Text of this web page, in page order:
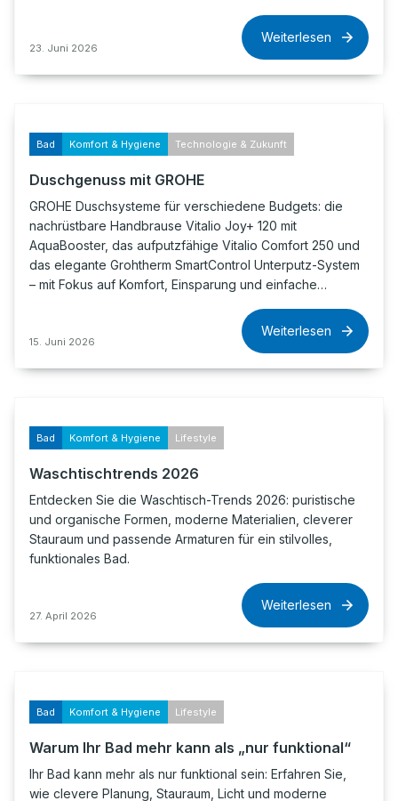
23. Juni 2026
Weiterlesen
Bad Komfort & Hygiene Technologie & Zukunft
Duschgenuss mit GROHE
GROHE Duschsysteme für verschiedene Budgets: die
nachrüstbare Handbrause Vitalio Joy+ 120 mit
AquaBooster, das aufputzfähige Vitalio Comfort 250 und
das elegante Grohtherm SmartControl Unterputz-System
– mit Fokus auf Komfort, Einsparung und einfache…
15. Juni 2026
Weiterlesen
Bad Komfort & Hygiene Lifestyle
Waschtischtrends 2026
Entdecken Sie die Waschtisch-Trends 2026: puristische
und organische Formen, moderne Materialien, cleverer
Stauraum und passende Armaturen für ein stilvolles,
funktionales Bad.
27. April 2026
Weiterlesen
Bad Komfort & Hygiene Lifestyle
Warum Ihr Bad mehr kann als „nur funktional“
Ihr Bad kann mehr als nur funktional sein: Erfahren Sie,
wie clevere Planung, Stauraum, Licht und moderne